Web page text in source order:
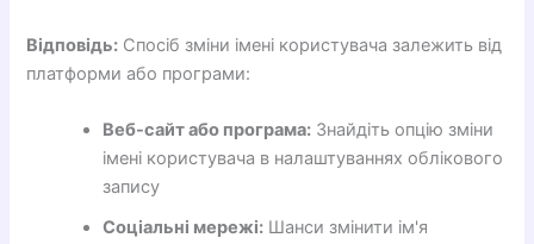
Відповідь: Спосіб зміни імені користувача залежить від
платформи або програми:
Веб-сайт або програма: Знайдіть опцію зміни
імені користувача в налаштуваннях облікового
запису
Соціальні мережі: Шанси змінити ім'я